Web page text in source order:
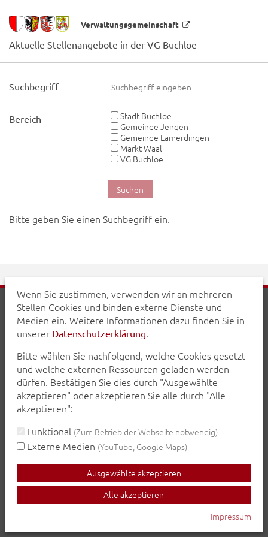
Verwaltungsgemeinschaft
Aktuelle Stellenangebote in der VG Buchloe
Suchbegriff
Bereich
Stadt Buchloe
Gemeinde Jengen
Gemeinde Lamerdingen
Markt Waal
VG Buchloe
Bitte geben Sie einen Suchbegriff ein.
Erklärung zur Barrierefreiheit
Impressum
Datenschutzerklärung
teilen teilen posten mail
Seite drucken
Wenn Sie zustimmen, verwenden wir an mehreren
Stellen Cookies und binden externe Dienste und
Medien ein. Weitere Informationen dazu finden Sie in
unserer Datenschutzerklärung.
Bitte wählen Sie nachfolgend, welche Cookies gesetzt
und welche externen Ressourcen geladen werden
dürfen. Bestätigen Sie dies durch "Ausgewählte
akzeptieren" oder akzeptieren Sie alle durch "Alle
akzeptieren":
Funktional (Zum Betrieb der Webseite notwendig)
Externe Medien (YouTube, Google Maps)
Ausgewählte akzeptieren
Alle akzeptieren
Impressum